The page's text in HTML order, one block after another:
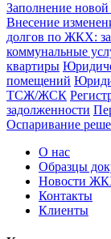
Заполнение
Внесение
долгов по ЖКХ:
коммунальные
квартиры
помещений
ТСЖ/ЖСК
задолженности
Оспаривание
О нас
Образцы
Новости
Контакты
Клиенты